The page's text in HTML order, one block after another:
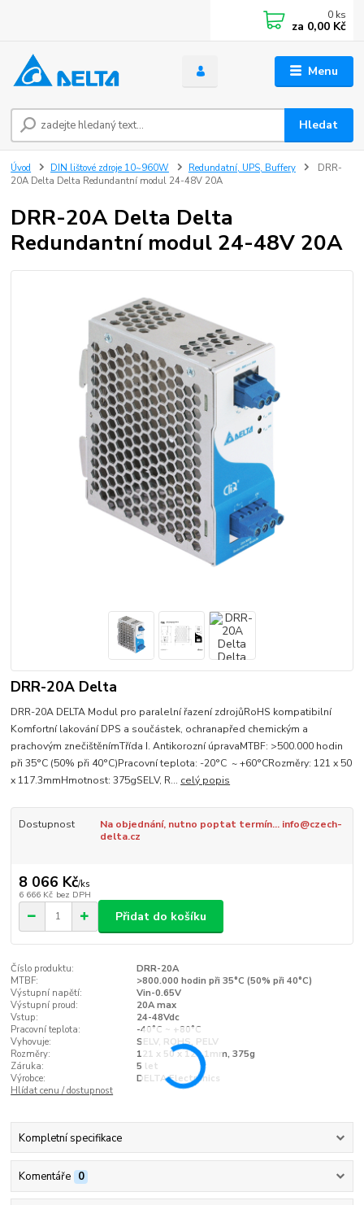
Menu
Hledat
0 ks
za 0,00 Kč
Úvod DIN lištové zdroje 10~960W Redundatní, UPS, Buffery
DRR-
20A Delta Delta Redundantní modul 24-48V 20A
DRR-20A Delta Delta
Redundantní modul 24-48V 20A
DRR-20A Delta
DRR-20A DELTA Modul pro paralelní řazení zdrojůRoHS kompatibilní
Komfortní lakování DPS a součástek, ochranapřed chemickým a
prachovým znečištěnímTřída I. Antikorozní úpravaMTBF: >500.000 hodin
při 35°C (50% při 40°C)Pracovní teplota: -20°C ~ +60°CRozměry: 121 x 50
x 117.3mmHmotnost: 375gSELV, R... celý popis
Dostupnost
Na objednání, nutno poptat termín... info@czech-
delta.cz
8 066 Kč/ks
6 666 Kč bez DPH
Přidat do košíku
Číslo produktu:
DRR-20A
MTBF:
>800.000 hodin při 35°C (50% při 40°C)
Výstupní napětí:
Vin-0.65V
Výstupní proud:
20A max
Vstup:
24-48Vdc
Pracovní teplota:
-40°C ~ +80°C
Vyhovuje:
SELV, ROHS, PELV
Rozměry:
121 x 50 x 122.1mm, 375g
Záruka:
5 let
Výrobce:
DELTA Electronics
Hlídat cenu / dostupnost
Kompletní specifikace
Komentáře 0